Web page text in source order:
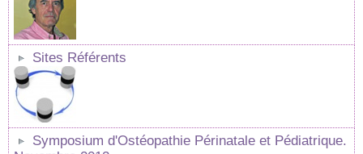
Sites Référents
Symposium d'Ostéopathie Périnatale et Pédiatrique.